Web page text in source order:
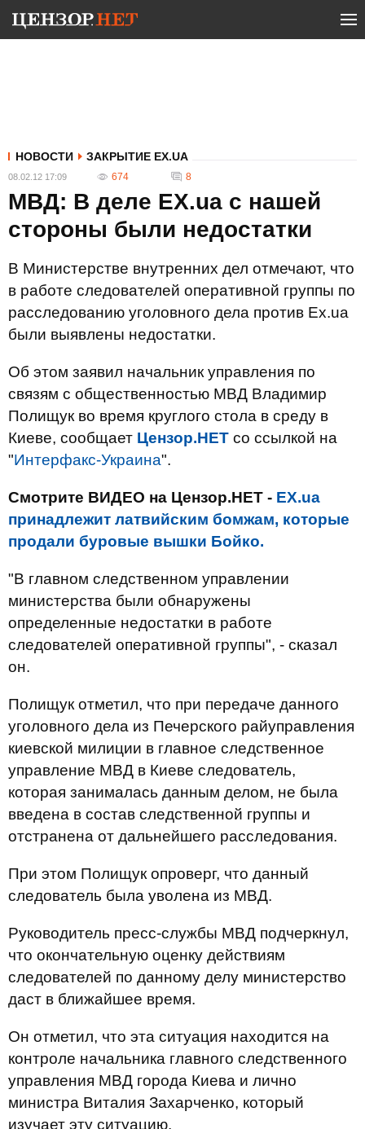
НОВОСТИ ЗАКРЫТИЕ EX.UA
08.02.12 17:09 674 8
МВД: В деле EX.ua с нашей
стороны были недостатки
В Министерстве внутренних дел отмечают, что
в работе следователей оперативной группы по
расследованию уголовного дела против Ex.ua
были выявлены недостатки.
Об этом заявил начальник управления по
связям с общественностью МВД Владимир
Полищук во время круглого стола в среду в
Киеве, сообщает Цензор.НЕТ со ссылкой на
"Интерфакс-Украина".
Смотрите ВИДЕО на Цензор.НЕТ - ЕХ.ua
принадлежит латвийским бомжам, которые
продали буровые вышки Бойко.
"В главном следственном управлении
министерства были обнаружены
определенные недостатки в работе
следователей оперативной группы", - сказал
он.
Полищук отметил, что при передаче данного
уголовного дела из Печерского райуправления
киевской милиции в главное следственное
управление МВД в Киеве следователь,
которая занималась данным делом, не была
введена в состав следственной группы и
отстранена от дальнейшего расследования.
При этом Полищук опроверг, что данный
следователь была уволена из МВД.
Руководитель пресс-службы МВД подчеркнул,
что окончательную оценку действиям
следователей по данному делу министерство
даст в ближайшее время.
Он отметил, что эта ситуация находится на
контроле начальника главного следственного
управления МВД города Киева и лично
министра Виталия Захарченко, который
изучает эту ситуацию.